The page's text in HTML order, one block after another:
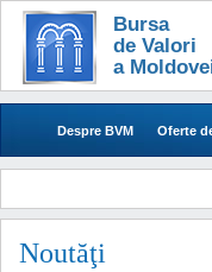
Bursa
de Valori
a
Despre BVM Oferte
Noutăţi